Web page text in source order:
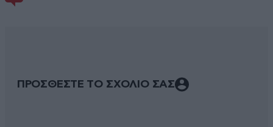
ΠΡΟΣΘΕΣΤΕ ΤΟ ΣΧΟΛΙΟ ΣΑΣ